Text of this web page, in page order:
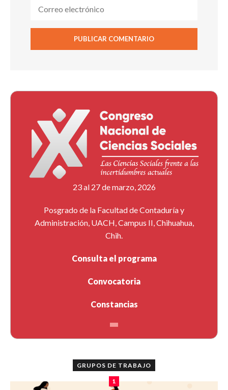
23 al 27 de marzo, 2026
Posgrado de la Facultad de Contaduría y
Administración, UACH, Campus II, Chihuahua,
Chih.
Consulta el programa
Convocatoria
Constancias
GRUPOS DE TRABAJO
1